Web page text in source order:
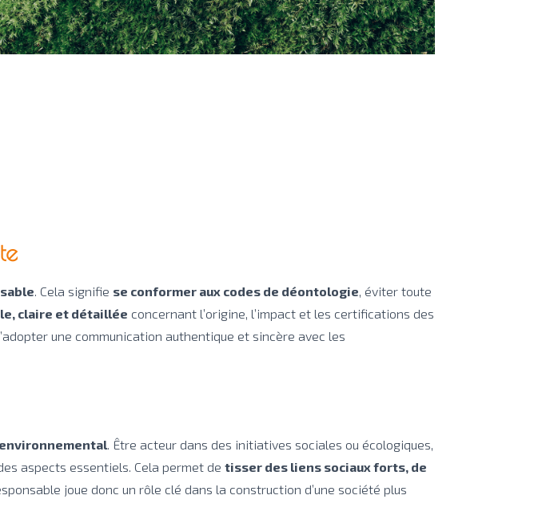
. Cela signifie se conformer aux codes de déontologie, éviter toute
claire et détaillée concernant l’origine, l’impact et les certifications des
une communication authentique et sincère avec les
. Être acteur dans des initiatives sociales ou écologiques,
aspects essentiels. Cela permet de tisser des liens sociaux forts, de
joue donc un rôle clé dans la construction d’une société plus